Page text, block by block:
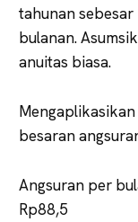
tahunan
bulanan.
anuitas biasa.
besaran
Angsuran per
Rp88,5